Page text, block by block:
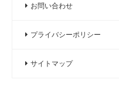
お問い合わせ
プライバシーポリシー
サイトマップ